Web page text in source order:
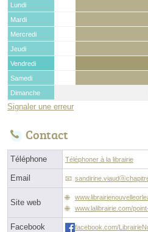
Lundi
Mardi
Mercredi
Jeudi
Vendredi
Samedi
Dimanche
Signaler une erreur
Contact
Téléphone Téléphoner à la librairie
Email
Site web
www.lalibrairie.com/
Facebook facebook.com/